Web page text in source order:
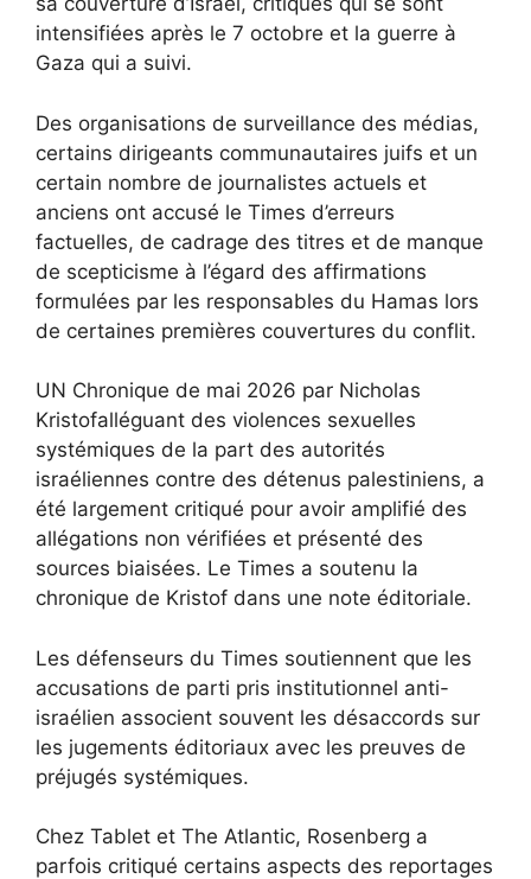
intensifiées après le 7 octobre et la guerre à
Gaza qui a suivi.
Des organisations de surveillance des médias,
certains dirigeants communautaires juifs et un
certain nombre de journalistes actuels et
anciens ont accusé le Times d’erreurs
factuelles, de cadrage des titres et de manque
de scepticisme à l’égard des affirmations
formulées par les responsables du Hamas lors
de certaines premières couvertures du conflit.
UN Chronique de mai 2026 par Nicholas
Kristofalléguant des violences sexuelles
systémiques de la part des autorités
israéliennes contre des détenus palestiniens, a
été largement critiqué pour avoir amplifié des
allégations non vérifiées et présenté des
sources biaisées. Le Times a soutenu la
chronique de Kristof dans une note éditoriale.
Les défenseurs du Times soutiennent que les
accusations de parti pris institutionnel anti-
israélien associent souvent les désaccords sur
les jugements éditoriaux avec les preuves de
préjugés systémiques.
Chez Tablet et The Atlantic, Rosenberg a
parfois critiqué certains aspects des reportages